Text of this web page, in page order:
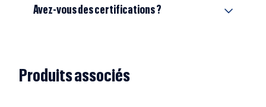
Avez-vous des certifications ?
Produits associés